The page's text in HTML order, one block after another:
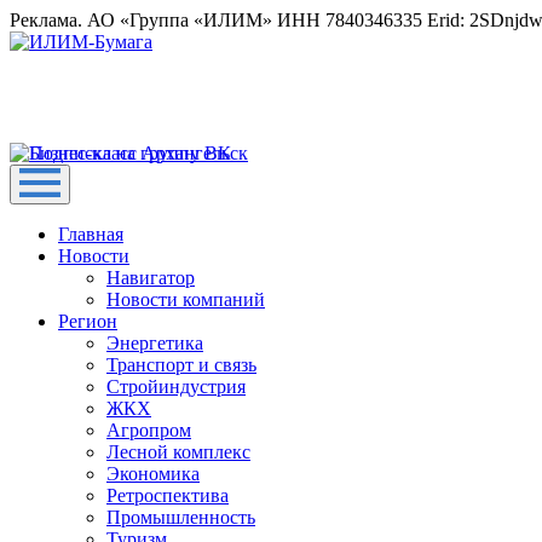
Реклама. АО «Группа «ИЛИМ» ИНН 7840346335 Erid:
Главная
Новости
Навигатор
Новости компаний
Регион
Энергетика
Транспорт и связь
Стройиндустрия
ЖКХ
Агропром
Лесной комплекс
Экономика
Ретроспектива
Промышленность